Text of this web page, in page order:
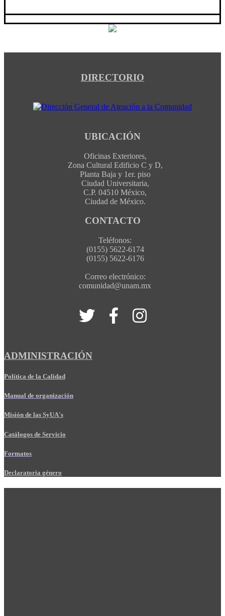
DIRECTORIO
UBICACIÓN
Oficinas Exteriores,
Zona Cultural Edificio C y D,
Planta Baja y 1er. piso
Ciudad Universitaria,
C.P. 04510 México,
Ciudad de México.
CONTACTO
Teléfonos:
(0155) 5622-6174
(0155) 5622-6176
Correo electrónico:
comunidad@unam.mx
ADMINISTRACIÓN
Política de la Calidad
Manual de organización
Misión de las SyUA's
Catálogos de Servicio
Formatos
Declaratoria género